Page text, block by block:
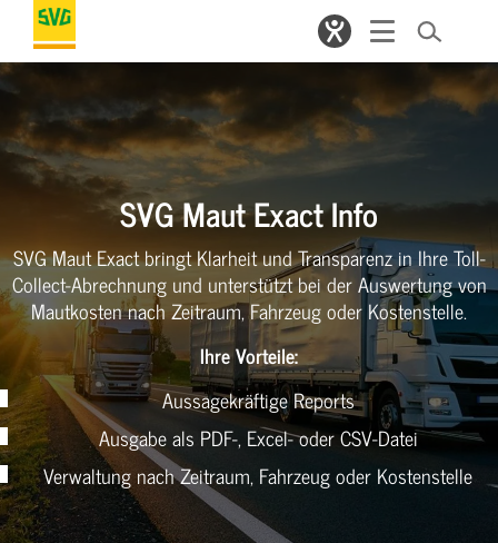
SVG Maut Exact Info
SVG Maut Exact bringt Klarheit und Transparenz in Ihre Toll-
Collect-Abrechnung und unterstützt bei der Auswertung von
Mautkosten nach Zeitraum, Fahrzeug oder Kostenstelle.
Ihre Vorteile:
Aussagekräftige Reports
Ausgabe als PDF-, Excel- oder CSV-Datei
Verwaltung nach Zeitraum, Fahrzeug oder Kostenstelle